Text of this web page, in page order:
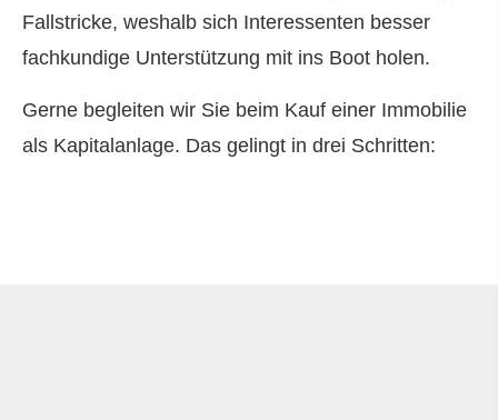
Fallstricke, weshalb sich Interessenten besser
fachkundige Unterstützung mit ins Boot holen.
Gerne begleiten wir Sie beim Kauf einer Immobilie
als Kapitalanlage. Das gelingt in drei Schritten: